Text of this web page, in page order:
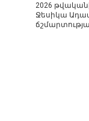
2026
Ջեսիկա